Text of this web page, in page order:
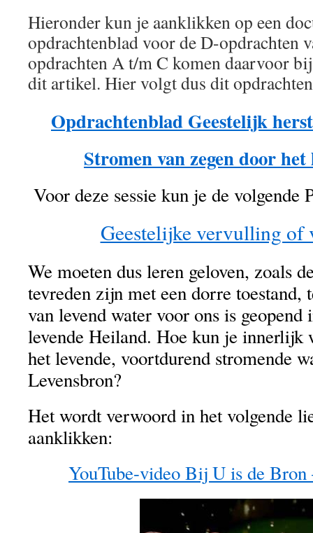
Hieronder kun je aanklikken op een
opdrachtenblad voor de D-opdrachten
opdrachten A t/m C komen daarvoor
dit artikel. Hier volgt dus dit
Opdrachtenblad Geestelijk
Stromen van zegen door het
Voor deze sessie kun je de volgende
Geestelijke vervulling of
We moeten dus leren geloven, zoals
tevreden zijn met een dorre
van levend water voor ons is geopend
levende Heiland. Hoe kun je innerlijk
het levende, voortdurend stromende
Levensbron?
Het wordt verwoord in het volgende
aanklikken:
YouTube-video Bij U is de